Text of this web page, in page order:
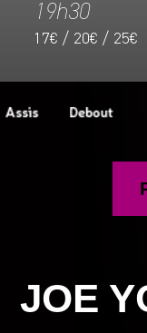
19h30
17€ / 20€ / 25€
JOE